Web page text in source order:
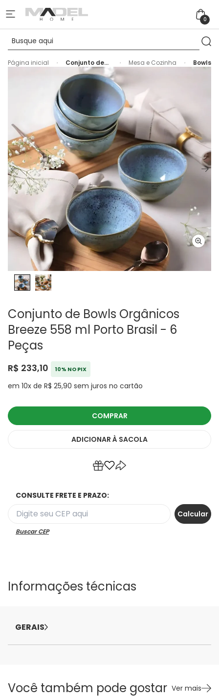
0
Página inicial
Conjunto de
Bowls
Orgânicos
Breeze 558 ml
Porto Brasil -
6 Peças
Mesa e Cozinha Bowls
Conjunto de Bowls Orgânicos
Breeze 558 ml Porto Brasil - 6
Peças
R$ 233,10 10% NO PIX
em 10x de R$ 25,90 sem juros no cartão
COMPRAR
ADICIONAR À SACOLA
CONSULTE FRETE E PRAZO:
Buscar CEP
Informações técnicas
GERAIS
Você também pode gostar Ver mais